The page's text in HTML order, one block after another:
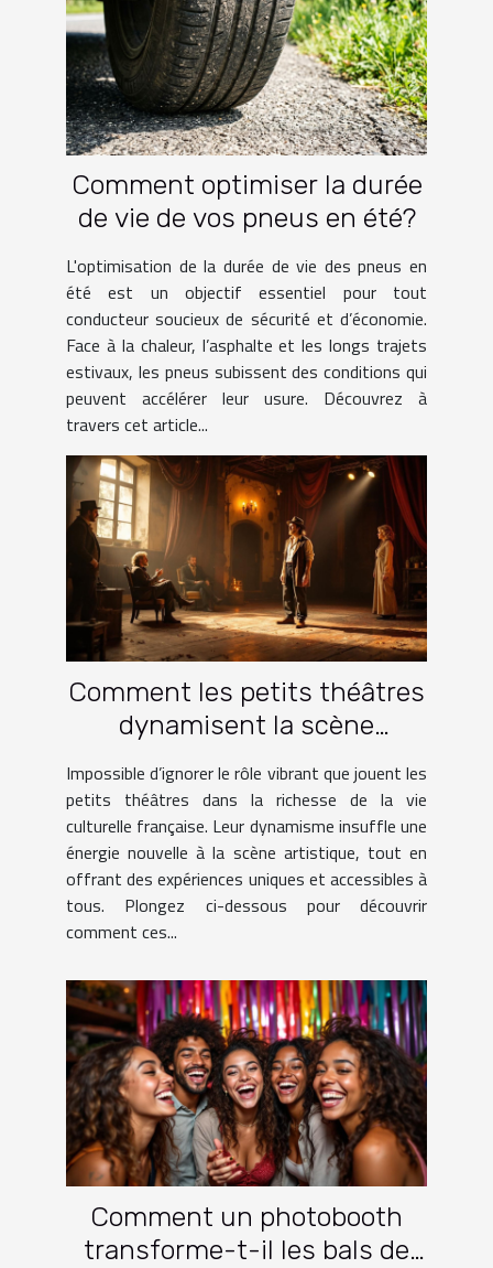
Comment optimiser la durée
de vie de vos pneus en été?
L'optimisation de la durée de vie des pneus en
été est un objectif essentiel pour tout
conducteur soucieux de sécurité et d’économie.
Face à la chaleur, l’asphalte et les longs trajets
estivaux, les pneus subissent des conditions qui
peuvent accélérer leur usure. Découvrez à
travers cet article...
Comment les petits théâtres
dynamisent la scène
Impossible d’ignorer le rôle vibrant que jouent les
petits théâtres dans la richesse de la vie
culturelle française. Leur dynamisme insuffle une
énergie nouvelle à la scène artistique, tout en
offrant des expériences uniques et accessibles à
tous. Plongez ci-dessous pour découvrir
comment ces...
Comment un photobooth
transforme-t-il les bals de